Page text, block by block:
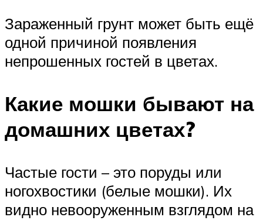
Зараженный грунт может быть ещё
одной причиной появления
непрошенных гостей в цветах.
Какие мошки бывают на
домашних цветах?
Частые гости – это поруды или
ногохвостики (белые мошки). Их
видно невооруженным взглядом на